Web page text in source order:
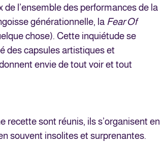
l’ensemble des performances de la
générationnelle, la Fear Of
chose). Cette inquiétude se
des capsules artistiques et
envie de tout voir et tout
recette sont réunis, ils s’organisent en
souvent insolites et surprenantes.